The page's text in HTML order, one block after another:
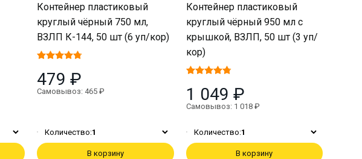
Контейнер пластиковый
круглый чёрный 750 мл,
ВЗЛП К-144, 50 шт (6 уп/кор)
479 ₽
Самовывоз: 465 ₽
Количество:1
В корзину
Контейнер пластиковый
круглый чёрный 950 мл с
крышкой, ВЗЛП, 50 шт (3 уп/
кор)
1 049 ₽
Самовывоз: 1 018 ₽
Количество:1
В корзину